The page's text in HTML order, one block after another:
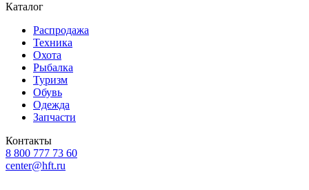
Каталог
Распродажа
Техника
Охота
Рыбалка
Туризм
Обувь
Одежда
Запчасти
Контакты
8 800 777 73 60
center@hft.ru